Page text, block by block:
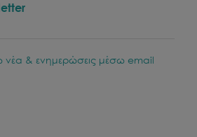
& ενημερώσεις μέσω email